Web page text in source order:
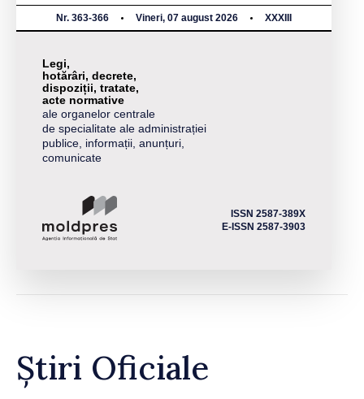
Nr. 363-366 Vineri, 07 august 2026 XXXIII
Legi,
hotărâri, decrete,
dispoziții, tratate,
acte normative
ale organelor centrale
de specialitate ale administrației
publice, informații, anunțuri,
comunicate
ISSN 2587-389X
E-ISSN 2587-3903
Știri Oficiale